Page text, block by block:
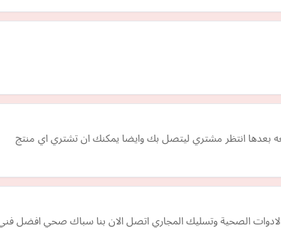
بعدها انتظر مشتري ليتصل بك وايضا يمكنك ان تشتري اي منتج
الصحية وتسليك المجاري اتصل الان بنا سباك صحي افضل